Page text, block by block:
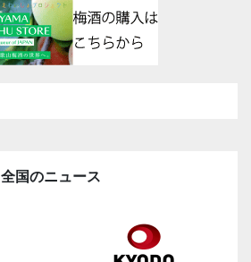
全国のニュース